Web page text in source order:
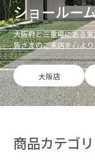
ショールー
大阪府と三重県にある
皆さまのご来店を心よ
大阪店
商品カテゴ